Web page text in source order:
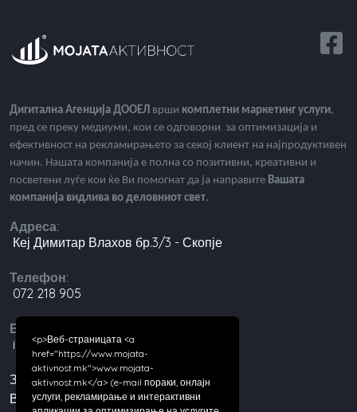
Дигитална Агенција ДООЕЛ врши комплетни маркетинг услуги,
пред се преку медиуми, кои се одговорни за оптимизација и
ефективност на рекламирањето за секој клиент на најпродуктивен
начин. Нашата компанија е полна со позитивни, креативни и
посветени луѓе кои ќе Ви помогнат да ја направите Вашата
компанија видлива во деловниот свет.
Адреса:
Кеј Димитар Влахов бр.3/3 - Скопје
Телефон:
072 218 905
Е-пошта:
info@digital-agencija.mk
За нас
Вести
<p>Веб-страницата <a
href="https://www.mojata-
aktivnost.mk">www.mojata-
aktivnost.mk</a> (e-mail пораки, онлајн
услуги, рекламирање и интерактивни